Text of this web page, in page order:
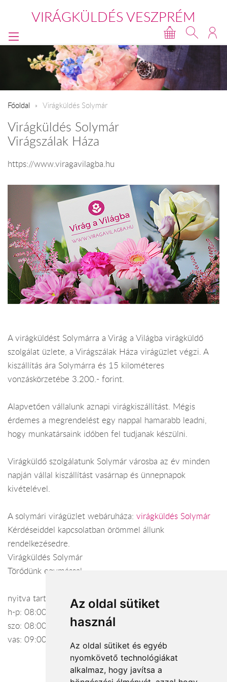
Az oldal sütiket
használ
Az oldal sütiket és egyéb
nyomkövető technológiákat
alkalmaz, hogy javítsa a
VIRÁGKÜLDÉS VESZPRÉM
Főoldal Virágküldés Solymár
Virágküldés Solymár
Virágszálak Háza
https://www.viragavilagba.hu
A virágküldést Solymárra a Virág a Világba virágküldő
szolgálat üzlete, a Virágszálak Háza virágüzlet végzi. A
kiszállítás ára Solymárra és 15 kilométeres
vonzáskörzetébe 3.200.- forint.
Alapvetően vállalunk aznapi virágkiszállítást. Mégis
érdemes a megrendelést egy nappal hamarabb leadni,
hogy munkatársaink időben fel tudjanak készülni.
Virágküldő szolgálatunk Solymár városba az év minden
napján vállal kiszállítást vasárnap és ünnepnapok
kivételével.
A solymári virágüzlet webáruháza: virágküldés Solymár
Kérdéseiddel kapcsolatban örömmel állunk
rendelkezésedre.
Virágküldés Solymár
Törődünk egymással
nyitva tartás:
h-p: 08:00-20:00
szo: 08:00-20:00
vas: 09:00-16:00